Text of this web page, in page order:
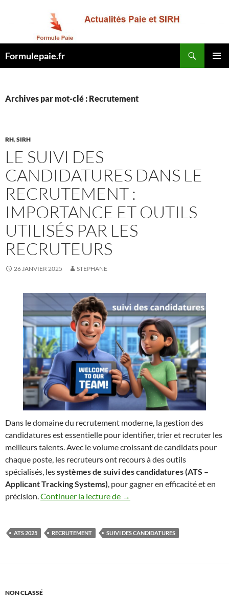
Formulepaie.fr
Archives par mot-clé : Recrutement
RH,SIRH
LE SUIVI DES
CANDIDATURES DANS LE
RECRUTEMENT :
IMPORTANCE ET OUTILS
UTILISÉS PAR LES
RECRUTEURS
26 JANVIER 2025 STEPHANE
Dans le domaine du recrutement moderne, la gestion des
candidatures est essentielle pour identifier, trier et recruter les
meilleurs talents. Avec le volume croissant de candidats pour
chaque poste, les recruteurs ont recours à des outils
spécialisés, lessystèmes de suivi des candidatures (ATS –
Applicant Tracking Systems), pour gagner en efficacité et en
précision.Continuer la lecture de Le Suivi des Candidatures
→
ATS 2025 RECRUTEMENT SUIVI DES CANDIDATURES
NON CLASSÉ